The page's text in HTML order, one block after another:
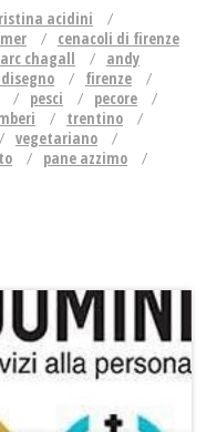
acidini
cenacoli di firenze
chagall
andy
firenze
pesci
pecore
trentino
vegetariano
pane azzimo